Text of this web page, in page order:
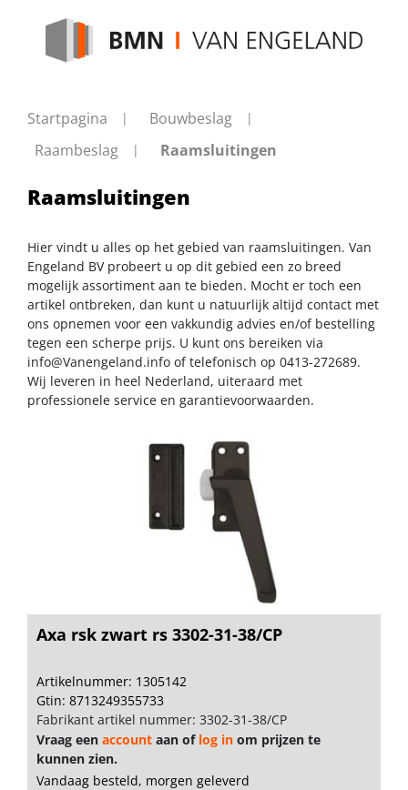
Startpagina
Bouwbeslag
Raambeslag
Raamsluitingen
Raamsluitingen
Hier vindt u alles op het gebied van raamsluitingen. Van
Engeland BV probeert u op dit gebied een zo breed
mogelijk assortiment aan te bieden. Mocht er toch een
artikel ontbreken, dan kunt u natuurlijk altijd contact met
ons opnemen voor een vakkundig advies en/of bestelling
tegen een scherpe prijs. U kunt ons bereiken via
info@Vanengeland.info of telefonisch op 0413-272689.
Wij leveren in heel Nederland, uiteraard met
professionele service en garantievoorwaarden.
Axa rsk zwart rs 3302-31-38/CP
Artikelnummer: 1305142
Gtin: 8713249355733
Fabrikant artikel nummer: 3302-31-38/CP
Vraag een account aan of log in om prijzen te
kunnen zien.
Vandaag besteld, morgen geleverd